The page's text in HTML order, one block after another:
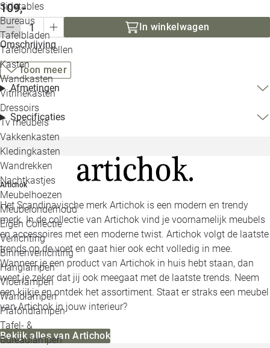
Sidetables
Bureaus
Tafelbladen
Tafelonderstellen
Kasten
Wandkasten
Vitrinekasten
Dressoirs
Tv meubels
Vakkenkasten
Kledingkasten
Wandrekken
Nachtkastjes
Meubelhoezen
Meubelonderhoud
Eigen Collectie
Verlichting
Binnenverlichting
Hanglampen
Vloerlampen
Wandlampen
Plafondlampen
Tafel- &
Bureaulampen
109,-
In winkelwagen
Omschrijving
Toon meer
Afmetingen
Specificaties
Artichok
Het Scandinavische merk Artichok is een modern en trendy
merk. In de collectie van Artichok vind je voornamelijk meubels
en accessoires met een moderne twist. Artichok volgt de laatste
trends op de voet en gaat hier ook echt volledig in mee.
Wanneer je een product van Artichok in huis hebt staan, dan
weet je zeker dat jij ook meegaat met de laatste trends. Neem
een kijkje en ontdek het assortiment. Staat er straks een meubel
van Artichok in jouw interieur?
Bekijk alles van Artichok